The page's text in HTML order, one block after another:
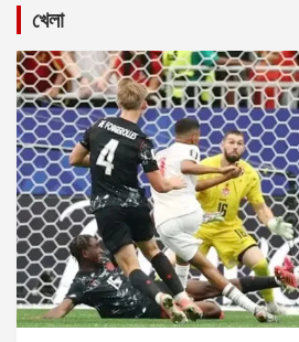
খেলা